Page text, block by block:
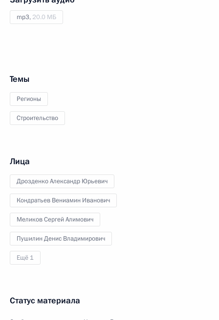
mp3, 20.0 МБ
Темы
Регионы
Строительство
Лица
Дрозденко Александр Юрьевич
Кондратьев Вениамин Иванович
Меликов Сергей Алимович
Пушилин Денис Владимирович
Ещё 1
Статус материала